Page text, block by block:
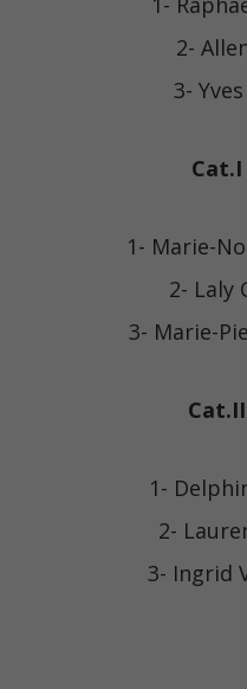
2-
3-
Cat.I
1- Marie-
2- Laly
3- Marie-
1-
2-
3- Ingrid